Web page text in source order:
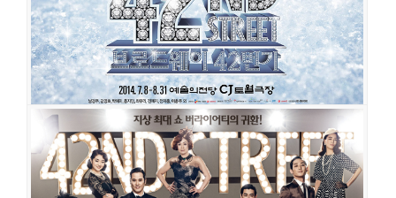
에녹전재홍 김선경
브로드웨이 42번가
브로드웨이 42번가
공연일시
2014-07-08 ~ 2014-08-31
공연장
예술의전당 토월극장